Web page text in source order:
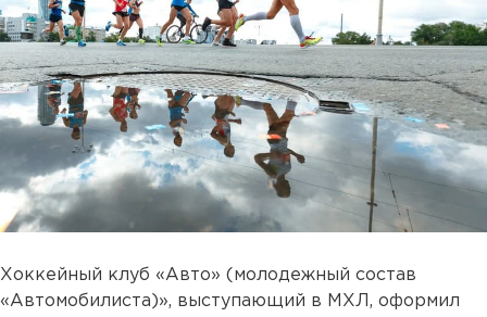
Хоккейный клуб «Авто» (молодежный состав
«Автомобилиста)», выступающий в МХЛ, оформил